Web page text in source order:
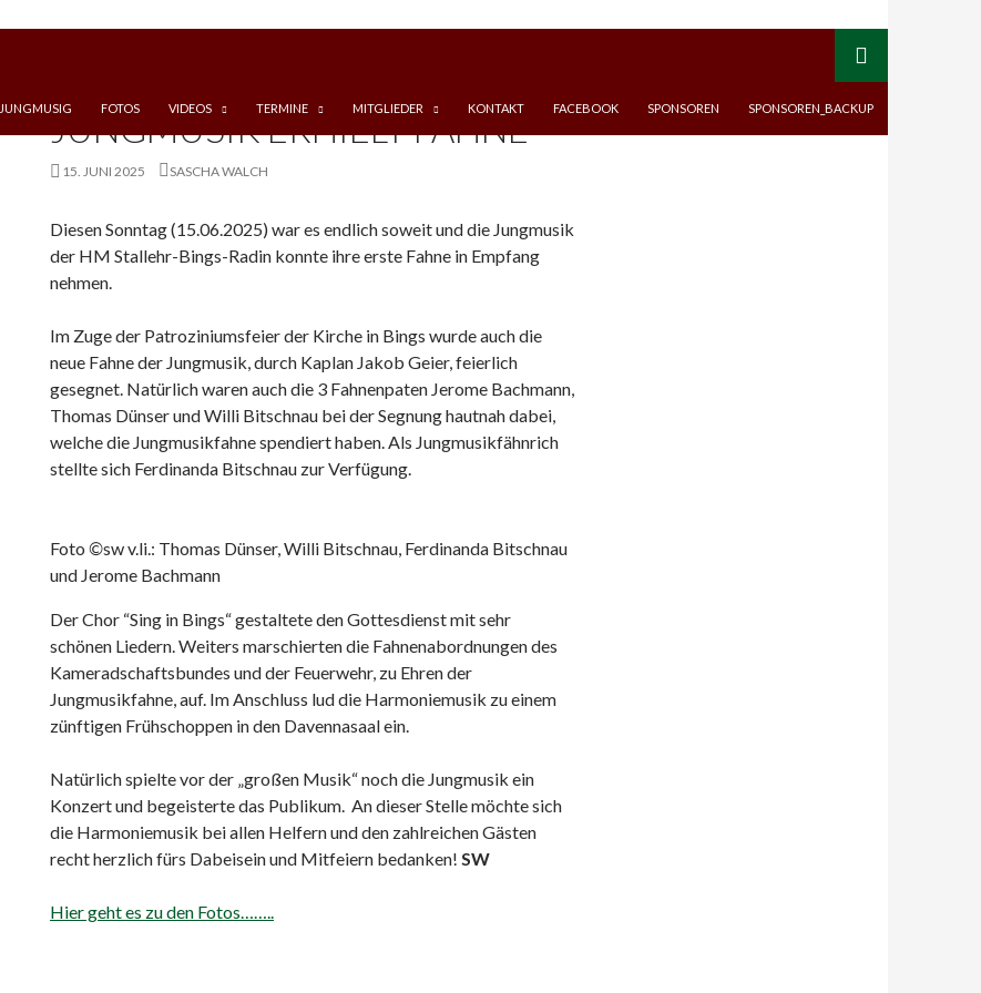
JUNGMUSIG FOTOS VIDEOS TERMINE MITGLIEDER KONTAKT FACEBOOK SPONSOREN SPONSOREN_BACKUP
JUNGMUSIK ERHIELT FAHNE
15. JUNI 2025 SASCHA WALCH
Diesen Sonntag (15.06.2025) war es endlich soweit und die Jungmusik
der HM Stallehr-Bings-Radin konnte ihre erste Fahne in Empfang
nehmen.
Im Zuge der Patroziniumsfeier der Kirche in Bings wurde auch die
neue Fahne der Jungmusik, durch Kaplan Jakob Geier, feierlich
gesegnet. Natürlich waren auch die 3 Fahnenpaten Jerome Bachmann,
Thomas Dünser und Willi Bitschnau bei der Segnung hautnah dabei,
welche die Jungmusikfahne spendiert haben. Als Jungmusikfähnrich
stellte sich Ferdinanda Bitschnau zur Verfügung.
Foto ©sw v.li.: Thomas Dünser, Willi Bitschnau, Ferdinanda Bitschnau
und Jerome Bachmann
Der Chor “Sing in Bings“ gestaltete den Gottesdienst mit sehr
schönen Liedern. Weiters marschierten die Fahnenabordnungen des
Kameradschaftsbundes und der Feuerwehr, zu Ehren der
Jungmusikfahne, auf. Im Anschluss lud die Harmoniemusik zu einem
zünftigen Frühschoppen in den Davennasaal ein.
Natürlich spielte vor der „großen Musik“ noch die Jungmusik ein
Konzert und begeisterte das Publikum. An dieser Stelle möchte sich
die Harmoniemusik bei allen Helfern und den zahlreichen Gästen
recht herzlich fürs Dabeisein und Mitfeiern bedanken! SW
Hier geht es zu den Fotos……..